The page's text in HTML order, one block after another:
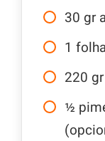
30 gr
1
220 gr
½